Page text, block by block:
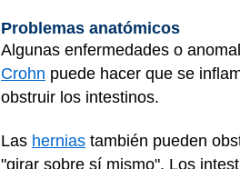
Problemas anatómicos
Algunas enfermedades o
Crohn puede hacer que se
obstruir los intestinos.
Las hernias también pueden
"girar sobre sí mismo". Los